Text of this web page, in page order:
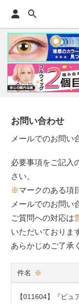
お問い合わせ
メールでのお問い
必要事項をご記入
さい。
※マークのある項
メールでのお問い
ご質問への対応は
いただいておりま
あらかじめご了承
件名 ※
【011604】『ピ